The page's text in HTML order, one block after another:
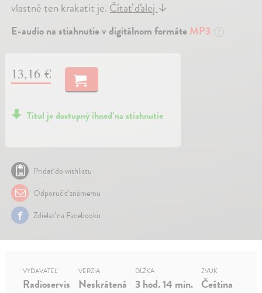
vlastně ten krakatit je.Čítať ďalej↓
E-audio na stiahnutie v digitálnom formáteMP3 ?
13,16 €
Titul je dostupný ihneď na stiahnutie
Pridať do wishlistu
Odporučiť známemu
Zdielať na Facebooku
VYDAVATEĽ
Radioservis
VERZIA
Neskrátená
DĹŽKA
3 hod. 14 min.
ZVUK
Čeština